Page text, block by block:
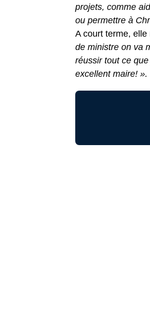
projets, comme
ou permettre à
A court terme, elle
de ministre on va
réussir tout ce
excellent maire! ».